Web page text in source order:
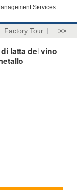
Services
Factory Tour >>
latta del vino